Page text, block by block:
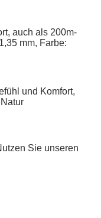
auch als 200m-
mm, Farbe:
und Komfort,
Sie unseren